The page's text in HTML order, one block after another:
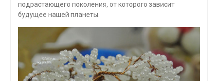
подрастающего поколения, от которого зависит
будущее нашей планеты.